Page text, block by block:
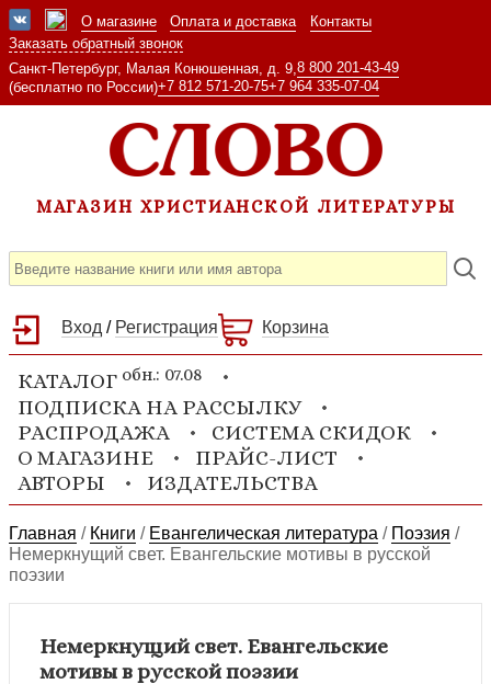
О магазине Оплата и доставка
Контакты
Заказать обратный звонок
Санкт-Петербург, Малая Конюшенная, д. 9, 8 800 201-43-49
(бесплатно по России)+7 812 571-20-75+7 964 335-07-04
МАГАЗИН ХРИСТИАНСКОЙ ЛИТЕРАТУРЫ
Вход / Регистрация Корзина
КАТАЛОГ обн.: 07.08
ПОДПИСКА НА РАССЫЛКУ
РАСПРОДАЖА
СИСТЕМА СКИДОК
О МАГАЗИНЕ
ПРАЙС-ЛИСТ
АВТОРЫ
ИЗДАТЕЛЬСТВА
Главная / Книги / Евангелическая литература / Поэзия /
Немеркнущий свет. Евангельские мотивы в русской
поэзии
Немеркнущий свет. Евангельские
мотивы в русской поэзии